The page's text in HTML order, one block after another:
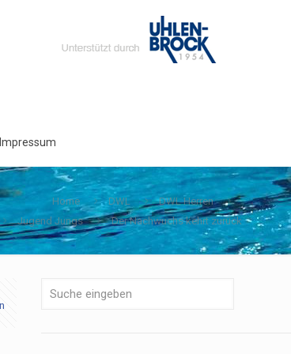
Impressum
Home DWL
DWL Herren
Jugend Jungs Der Nachwuchs kehrt zurück